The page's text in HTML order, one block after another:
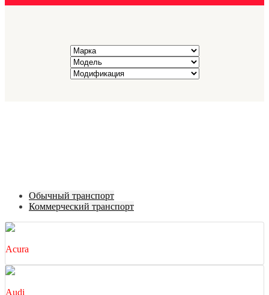
Обычный транспорт
Коммерческий транспорт
Acura
Audi